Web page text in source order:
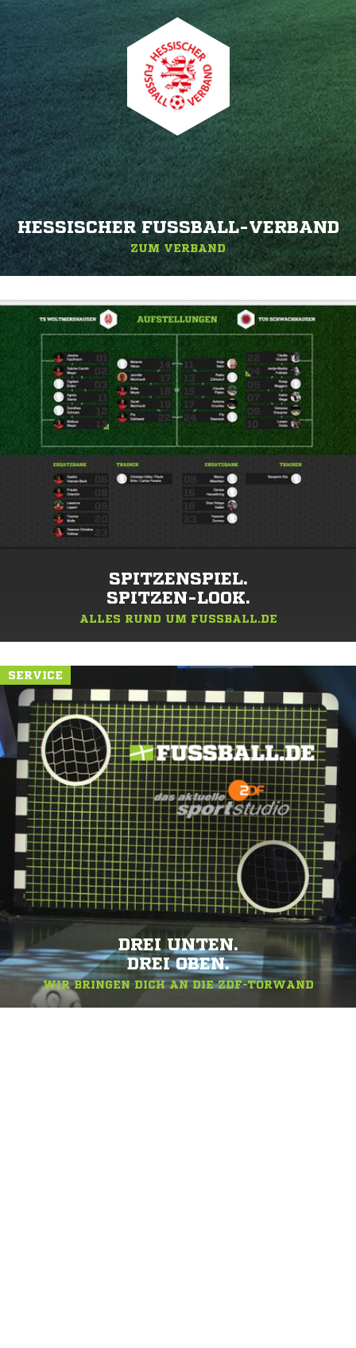
HESSISCHER FUSSBALL-VERBAND
ZUM VERBAND
SPITZENSPIEL.
SPITZEN-LOOK.
ALLES RUND UM FUSSBALL.DE
SERVICE
DREI UNTEN.
DREI OBEN.
WIR BRINGEN DICH AN DIE ZDF-TORWAND